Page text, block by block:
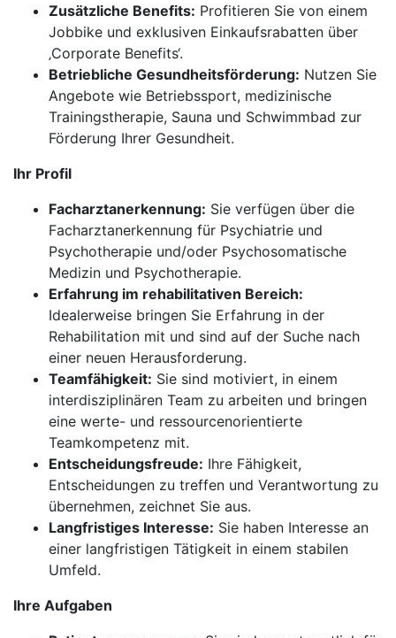
Zusätzliche Benefits: Profitieren Sie von einem
Jobbike und exklusiven Einkaufsrabatten über
‚Corporate Benefits‘.
Betriebliche Gesundheitsförderung: Nutzen Sie
Angebote wie Betriebssport, medizinische
Trainingstherapie, Sauna und Schwimmbad zur
Förderung Ihrer Gesundheit.
Ihr Profil
Facharztanerkennung: Sie verfügen über die
Facharztanerkennung für Psychiatrie und
Psychotherapie und/oder Psychosomatische
Medizin und Psychotherapie.
Erfahrung im rehabilitativen Bereich:
Idealerweise bringen Sie Erfahrung in der
Rehabilitation mit und sind auf der Suche nach
einer neuen Herausforderung.
Teamfähigkeit: Sie sind motiviert, in einem
interdisziplinären Team zu arbeiten und bringen
eine werte- und ressourcenorientierte
Teamkompetenz mit.
Entscheidungsfreude: Ihre Fähigkeit,
Entscheidungen zu treffen und Verantwortung zu
übernehmen, zeichnet Sie aus.
Langfristiges Interesse: Sie haben Interesse an
einer langfristigen Tätigkeit in einem stabilen
Umfeld.
Ihre Aufgaben